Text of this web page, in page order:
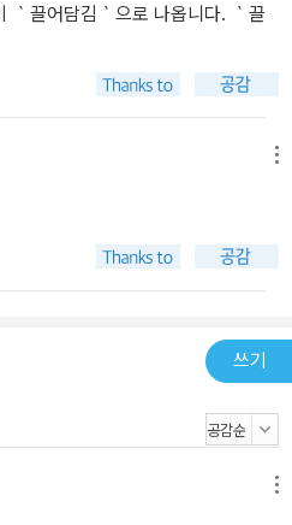
｀끌어담김｀으로 나옵니다. ｀끌
쓰기